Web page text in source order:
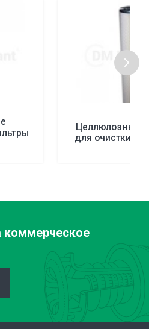
Целлюлозные
для очистки
коммерческое